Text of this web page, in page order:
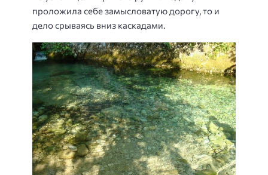
проложила себе замысловатую дорогу, то и
дело срываясь вниз каскадами.